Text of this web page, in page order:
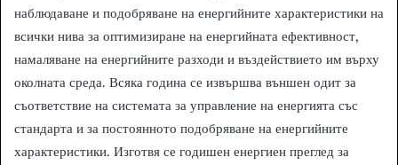
наблюдаване и подобряване на енергийните характеристики на
всички нива за оптимизиране на енергийната ефективност,
намаляване на енергийните разходи и въздействието им върху
околната среда. Всяка година се извършва външен одит за
съответствие на системата за управление на енергията със
стандарта и за постоянното подобряване на енергийните
характеристики. Изготвя се годишен енергиен преглед за